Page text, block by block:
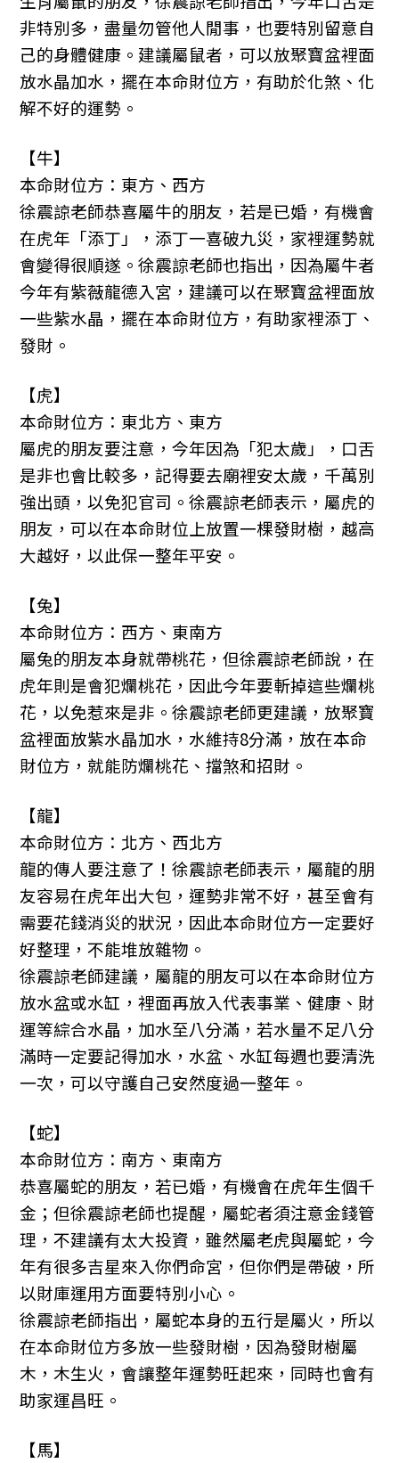
非特別多，盡量勿管他人閒事，也要特別留意自
己的身體健康。建議屬鼠者，可以放聚寶盆裡面
放水晶加水，擺在本命財位方，有助於化煞、化
解不好的運勢。
【牛】
本命財位方：東方、西方
徐震諒老師恭喜屬牛的朋友，若是已婚，有機會
在虎年「添丁」，添丁一喜破九災，家裡運勢就
會變得很順遂。徐震諒老師也指出，因為屬牛者
今年有紫薇龍德入宮，建議可以在聚寶盆裡面放
一些紫水晶，擺在本命財位方，有助家裡添丁、
發財。
【虎】
本命財位方：東北方、東方
屬虎的朋友要注意，今年因為「犯太歲」，口舌
是非也會比較多，記得要去廟裡安太歲，千萬別
強出頭，以免犯官司。徐震諒老師表示，屬虎的
朋友，可以在本命財位上放置一棵發財樹，越高
大越好，以此保一整年平安。
【兔】
本命財位方：西方、東南方
屬兔的朋友本身就帶桃花，但徐震諒老師說，在
虎年則是會犯爛桃花，因此今年要斬掉這些爛桃
花，以免惹來是非。徐震諒老師更建議，放聚寶
盆裡面放紫水晶加水，水維持8分滿，放在本命
財位方，就能防爛桃花、擋煞和招財。
【龍】
本命財位方：北方、西北方
龍的傳人要注意了！徐震諒老師表示，屬龍的朋
友容易在虎年出大包，運勢非常不好，甚至會有
需要花錢消災的狀況，因此本命財位方一定要好
好整理，不能堆放雜物。
徐震諒老師建議，屬龍的朋友可以在本命財位方
放水盆或水缸，裡面再放入代表事業、健康、財
運等綜合水晶，加水至八分滿，若水量不足八分
滿時一定要記得加水，水盆、水缸每週也要清洗
一次，可以守護自己安然度過一整年。
【蛇】
本命財位方：南方、東南方
恭喜屬蛇的朋友，若已婚，有機會在虎年生個千
金；但徐震諒老師也提醒，屬蛇者須注意金錢管
理，不建議有太大投資，雖然屬老虎與屬蛇，今
年有很多吉星來入你們命宮，但你們是帶破，所
以財庫運用方面要特別小心。
徐震諒老師指出，屬蛇本身的五行是屬火，所以
在本命財位方多放一些發財樹，因為發財樹屬
木，木生火，會讓整年運勢旺起來，同時也會有
助家運昌旺。
【馬】